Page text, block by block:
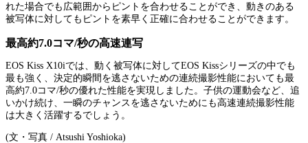
れた場合でも広範囲からピントを合わせることができ、動きのある
被写体に対してもピントを素早く正確に合わせることができます。
最高約7.0コマ/秒の高速連写
EOS Kiss X10iでは、動く被写体に対してEOS Kissシリーズの中でも
最も強く、決定的瞬間を逃さないための連続撮影性能においても最
高約7.0コマ/秒の優れた性能を実現しました。子供の運動会など、追
いかけ続け、一瞬のチャンスを逃さないためにも高速連続撮影性能
は大きく活躍するでしょう。
(文・写真 / Atsushi Yoshioka)